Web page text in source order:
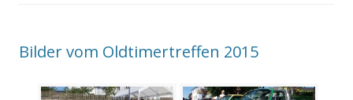
Bilder vom Oldtimertreffen 2015